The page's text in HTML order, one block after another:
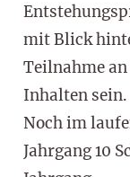
mit Blick
Teilnahme
Inhalten sein.
Noch im
Jahrgang 10